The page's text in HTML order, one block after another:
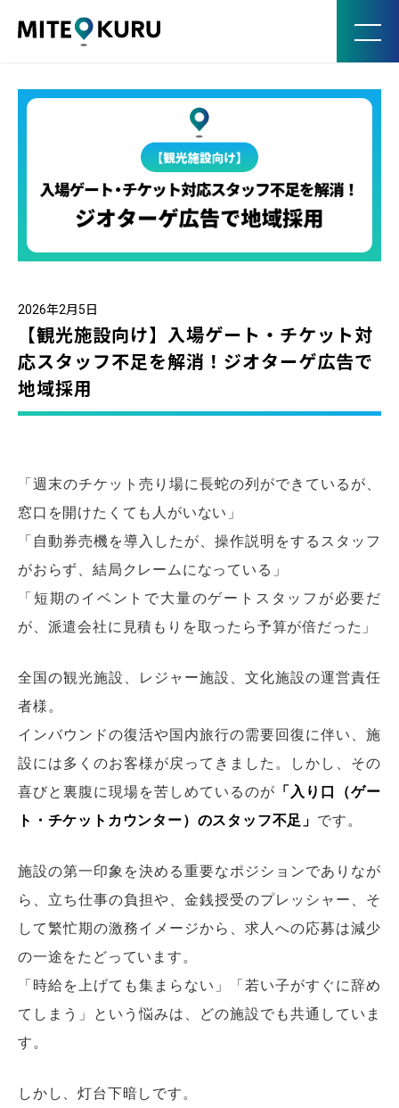
2026年2月5日
【観光施設向け】入場ゲート・チケット対
応スタッフ不足を解消！ジオターゲ広告で
地域採用
「週末のチケット売り場に長蛇の列ができているが、
窓口を開けたくても人がいない」
「自動券売機を導入したが、操作説明をするスタッフ
がおらず、結局クレームになっている」
「短期のイベントで大量のゲートスタッフが必要だ
が、派遣会社に見積もりを取ったら予算が倍だった」
全国の観光施設、レジャー施設、文化施設の運営責任
者様。
インバウンドの復活や国内旅行の需要回復に伴い、施
設には多くのお客様が戻ってきました。しかし、その
喜びと裏腹に現場を苦しめているのが 「入り口（ゲー
ト・チケットカウンター）のスタッフ不足」 です。
施設の第一印象を決める重要なポジションでありなが
ら、立ち仕事の負担や、金銭授受のプレッシャー、そ
して繁忙期の激務イメージから、求人への応募は減少
の一途をたどっています。
「時給を上げても集まらない」「若い子がすぐに辞め
てしまう」という悩みは、どの施設でも共通していま
す。
しかし、灯台下暗しです。